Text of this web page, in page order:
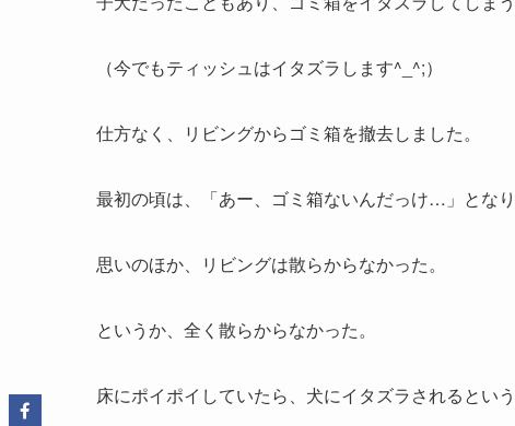
（今でもティッシュはイタズラします^_^;）
仕方なく、リビングからゴミ箱を撤去しました。
最初の頃は、「あー、ゴミ箱ないんだっけ…」となり
思いのほか、リビングは散らからなかった。
というか、全く散らからなかった。
床にポイポイしていたら、犬にイタズラされるとい